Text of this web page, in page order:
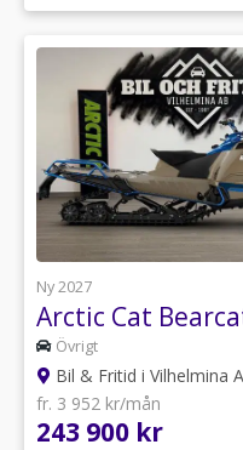
Ny 2027
Arctic Cat
Övrigt
Bil & Fritid i Vilhelmina
fr. 3 952 kr/mån
243 900 kr